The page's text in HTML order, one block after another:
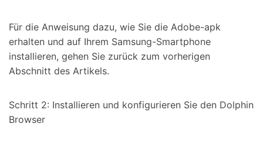
Für die Anweisung dazu, wie Sie die Adobe-apk
erhalten und auf Ihrem Samsung-Smartphone
installieren, gehen Sie zurück zum vorherigen
Abschnitt des Artikels.
Schritt 2: Installieren und konfigurieren Sie den Dolphin
Browser